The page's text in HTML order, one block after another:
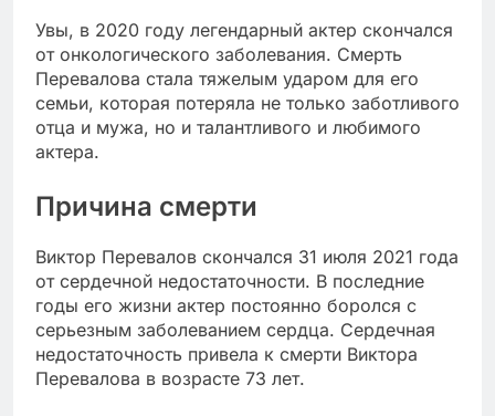
Увы, в 2020 году легендарный актер скончался
от онкологического заболевания. Смерть
Перевалова стала тяжелым ударом для его
семьи, которая потеряла не только заботливого
отца и мужа, но и талантливого и любимого
актера.
Причина смерти
Виктор Перевалов скончался 31 июля 2021 года
от сердечной недостаточности. В последние
годы его жизни актер постоянно боролся с
серьезным заболеванием сердца. Сердечная
недостаточность привела к смерти Виктора
Перевалова в возрасте 73 лет.